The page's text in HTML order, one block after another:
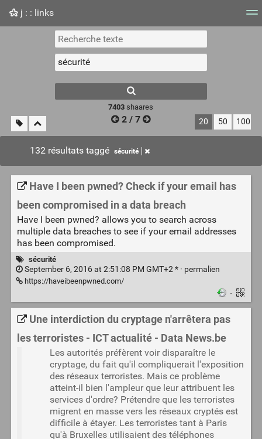
j : : links
Nuage de tags Mur d'images
7403 shaares
2 / 7 20 50 100
132 résultats taggé sécurité
Have I been pwned? Check if your email has
been compromised in a data breach
Have I been pwned? allows you to search across
multiple data breaches to see if your email addresses
has been compromised.
sécurité
September 6, 2016 at 2:51:08 PM GMT+2 * · permalien
https://haveibeenpwned.com/
·
Une interdiction du cryptage n'arrêtera pas
les terroristes - ICT actualité - Data News.be
Les autorités préfèrent voir disparaître le
cryptage, du fait qu'il compliquerait l'exposition
des réseaux terroristes. Mais ce problème
atteint-il bien l'ampleur que leur attribuent les
services d'ordre? Prétendre que les terroristes
migrent en masse vers les réseaux cryptés est
difficile à étayer. Les terroristes tant à Paris
qu'à Bruxelles utilisaient des téléphones